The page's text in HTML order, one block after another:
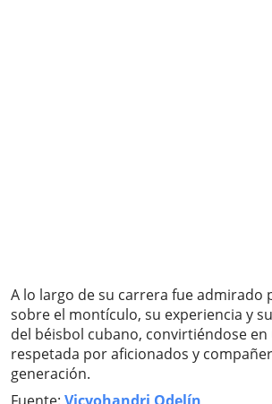
A lo largo de su carrera fue admirado
sobre el montículo, su experiencia y
del béisbol cubano, convirtiéndose en
respetada por aficionados y
generación.